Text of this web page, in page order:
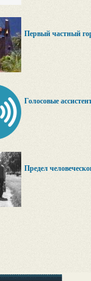
Первый частный
Голосовые
Предел